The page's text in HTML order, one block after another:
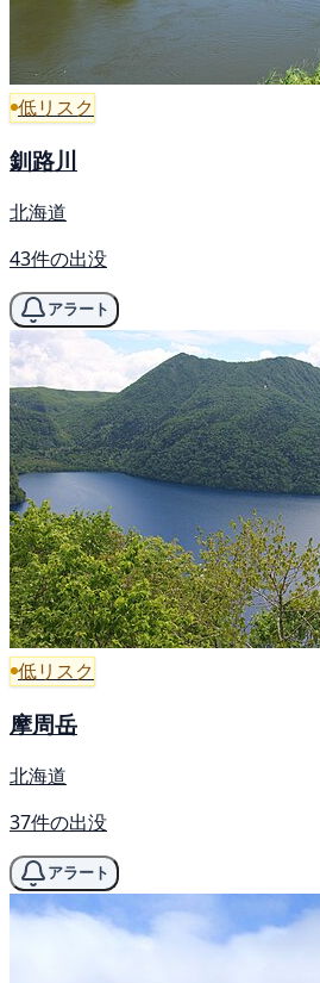
低リスク
釧路川
北海道
43件の出没
アラート
低リスク
摩周岳
北海道
37件の出没
アラート